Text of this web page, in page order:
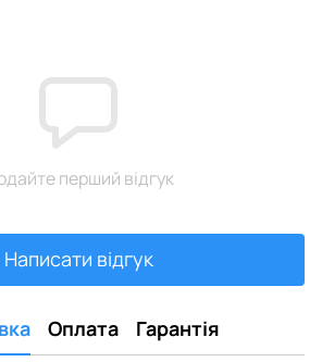
перший відгук
Написати відгук
Оплата Гарантія